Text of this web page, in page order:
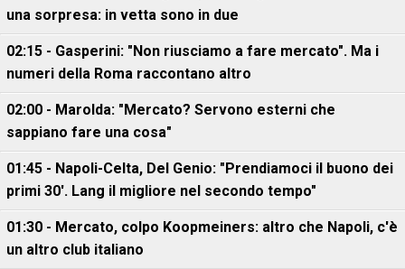
una sorpresa: in vetta sono in due
02:15 - Gasperini: "Non riusciamo a fare mercato". Ma i
numeri della Roma raccontano altro
02:00 - Marolda: "Mercato? Servono esterni che
sappiano fare una cosa"
01:45 - Napoli-Celta, Del Genio: "Prendiamoci il buono dei
primi 30'. Lang il migliore nel secondo tempo"
01:30 - Mercato, colpo Koopmeiners: altro che Napoli, c'è
un altro club italiano